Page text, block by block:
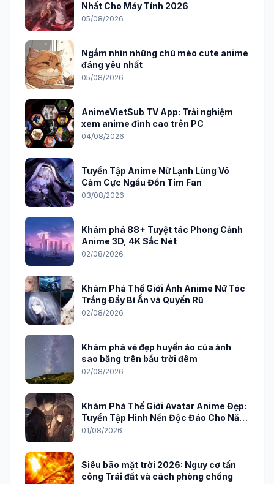
Nhất Cho Máy Tính 2026
05/08/2026
Ngắm nhìn những chú mèo cute anime
đáng yêu nhất
05/08/2026
AnimeVietSub TV App: Trải nghiệm
xem anime đỉnh cao trên PC
04/08/2026
Tuyển Tập Anime Nữ Lạnh Lùng Vô
Cảm Cực Ngầu Đốn Tim Fan
03/08/2026
Khám phá 88+ Tuyệt tác Phong Cảnh
Anime 3D, 4K Sắc Nét
02/08/2026
Khám Phá Thế Giới Ảnh Anime Nữ Tóc
Trắng Đầy Bí Ẩn và Quyến Rũ
02/08/2026
Khám phá vẻ đẹp huyền ảo của ảnh
sao băng trên bầu trời đêm
02/08/2026
Khám Phá Thế Giới Avatar Anime Đẹp:
Tuyển Tập Hình Nền Độc Đáo Cho Năm
2026
01/08/2026
Siêu bão mặt trời 2026: Nguy cơ tấn
công Trái đất và cách phòng chống